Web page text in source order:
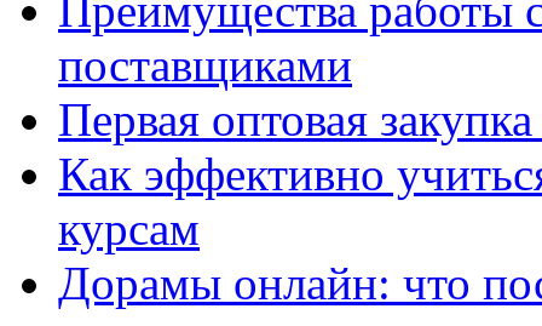
поставщиками
Первая оптовая
Как эффективно
курсам
Дорамы онлайн: что